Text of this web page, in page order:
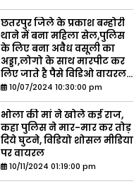
छतरपुर जिले के प्रकाश बम्होरी
थाने में बना महिला सेल,पुलिस
के लिए बना अवैध वसूली का
अड्डा,लोगो के साथ मारपीट कर
लिए जाते है पैसे विडिओ वायरल...
10/07/2024 10:30:00 pm
भोला की मां ने खोले कई राज,
कहा पुलिस ने मार-मार कर तोड़
दिये घुटने, विडियो शोसल मीडिया
पर वायरल
10/11/2024 01:19:00 pm